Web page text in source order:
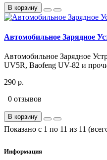
В корзину
Автомобильное Зарядное
Автомобильное Зарядное
UV5R, Baofeng UV-82 и
290 р.
0 отзывов
В корзину
Показано с 1 по 11 из 11
Информация